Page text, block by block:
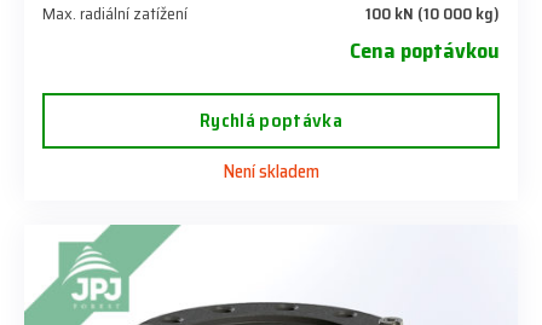
Max. radiální zatížení
100 kN (10 000 kg)
Cena poptávkou
Rychlá poptávka
Není skladem